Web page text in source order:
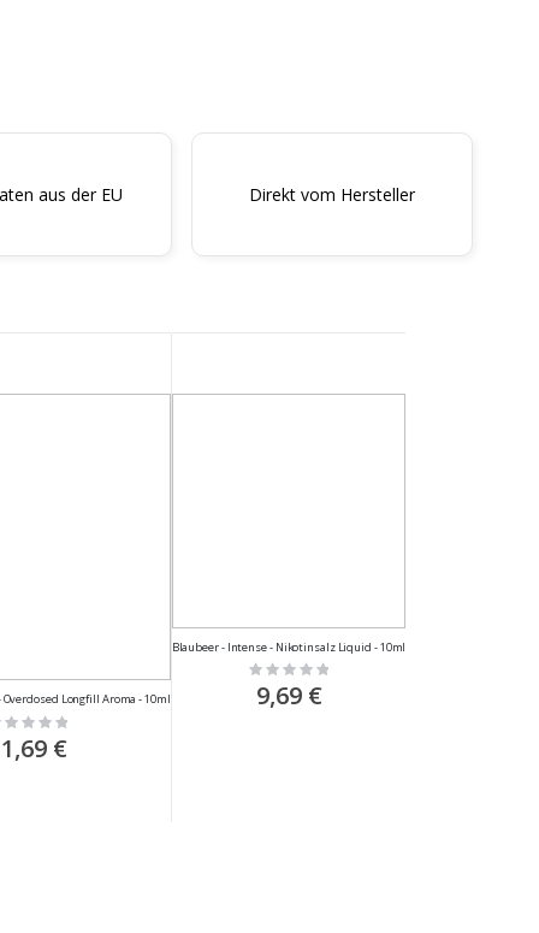
aus der EU Direkt vom Hersteller
Longfill Aroma - 10ml
€
Blaubeer - Intense - Nikotinsalz Liquid - 10ml
Rating:
0%
9,69 €